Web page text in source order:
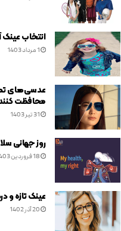
انتخاب عینک
1 مرداد 1403
عدسی‌های
محافظت
31 تیر 1403
روز جهانی
18 فروردین 1403
عینک تازه و
20 آذر 1402